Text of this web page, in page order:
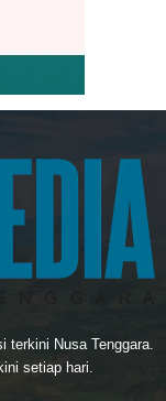
terkini Nusa Tenggara.
setiap hari.